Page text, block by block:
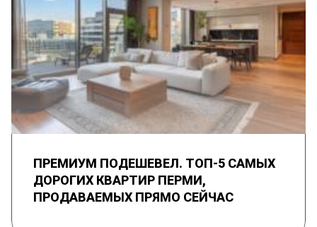
ПРЕМИУМ ПОДЕШЕВЕЛ. ТОП-5 САМЫХ
ДОРОГИХ КВАРТИР ПЕРМИ,
ПРОДАВАЕМЫХ ПРЯМО СЕЙЧАС